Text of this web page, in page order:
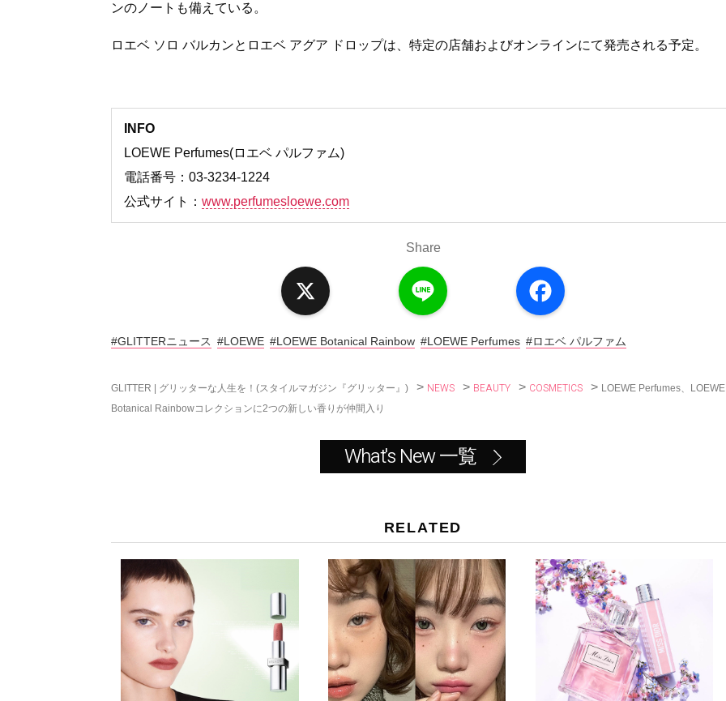
ンのノートも備えている。
ロエベ ソロ バルカンとロエベ アグア ドロップは、特定の店舗およびオンラインにて発売される予定。
INFO
LOEWE Perfumes(ロエベ パルファム)
電話番号：03-3234-1224
公式サイト： www.perfumesloewe.com
Share
o
#GLITTERニュース #LOEWE #LOEWE Botanical Rainbow #LOEWE Perfumes #ロエベ パルファム
GLITTER | グリッターな人生を！(スタイルマガジン『グリッター』) > NEWS > BEAUTY > COSMETICS > LOEWE Perfumes、LOEWE
Botanical Rainbowコレクションに2つの新しい香りが仲間入り
What's New 一覧
RELATED